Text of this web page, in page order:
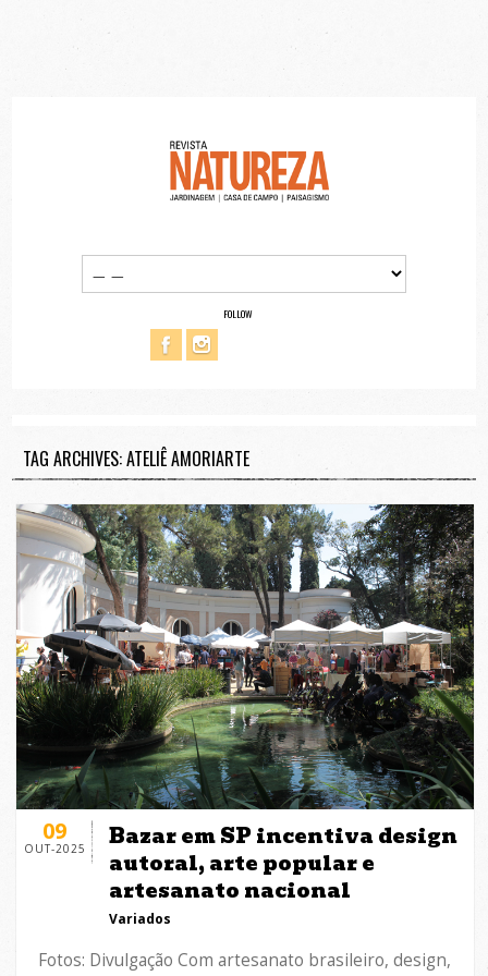
FOLLOW
TAG ARCHIVES: ATELIÊ AMORIARTE
09
OUT-2025
Bazar em SP incentiva design
autoral, arte popular e
artesanato nacional
Variados
Fotos: Divulgação Com artesanato brasileiro, design,